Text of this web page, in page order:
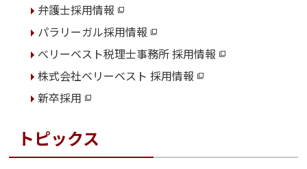
弁護士採用情報
パラリーガル採用情報
べリーベスト税理士事務所 採用情報
株式会社ベリーベスト 採用情報
新卒採用
トピックス